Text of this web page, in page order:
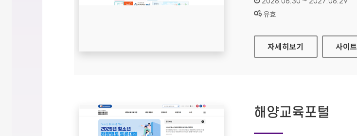
상태 :
유효
안산시평생비전센터
자세히보기 사이트
해양교육포털